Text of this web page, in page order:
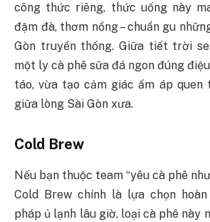
công thức riêng, thức uống này
đậm đà, thơm nồng – chuẩn gu
Gòn truyền thống. Giữa tiết trời
một ly cà phê sữa đá ngon đúng
táo, vừa tạo cảm giác ấm áp quen
giữa lòng Sài Gòn xưa.
Cold Brew
Nếu bạn thuộc team “yêu cà phê
Cold Brew chính là lựa chọn
pháp ủ lạnh lâu giờ, loại cà phê này